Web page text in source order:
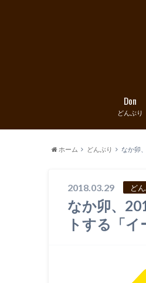
どんぶり
Don
ホーム どんぶり なか卯
2018.03.29 ど
なか卯、
トする「